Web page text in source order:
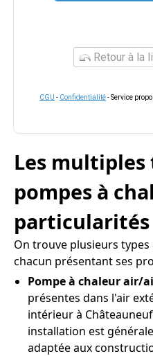
Retour à la
CGU - Confidentialité- Service
Les multiples
pompes à
particularités
On trouve plusieurs types
chacun présentant ses
Pompe à chaleur air/
présentes dans l'air
intérieur à
installation est
adaptée aux